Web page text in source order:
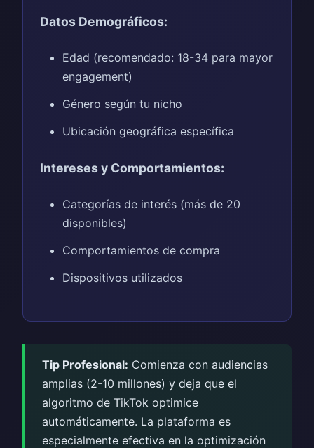
Datos Demográficos:
Edad (recomendado: 18-34 para mayor
engagement)
Género según tu nicho
Ubicación geográfica específica
Intereses y Comportamientos:
Categorías de interés (más de 20
disponibles)
Comportamientos de compra
Dispositivos utilizados
Tip Profesional: Comienza con audiencias
amplias (2-10 millones) y deja que el
algoritmo de TikTok optimice
automáticamente. La plataforma es
especialmente efectiva en la optimización